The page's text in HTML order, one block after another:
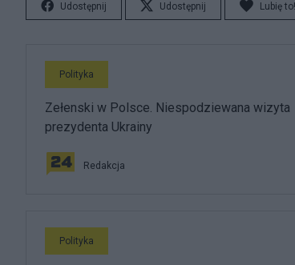
Udostępnij Udostępnij Lubię to!
Polityka
Zełenski w Polsce. Niespodziewana wizyta
prezydenta Ukrainy
Redakcja
Polityka